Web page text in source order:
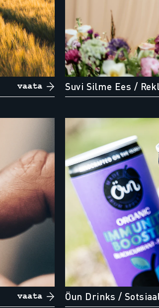
vaata Suvi Silme Ees /
vaata Öun Drinks /